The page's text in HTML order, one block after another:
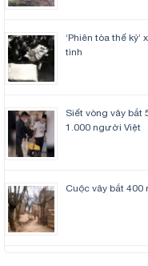
‘Phiên tòa thế
tình
Siết vòng vây bắt
1.000 người Việt
Cuộc vây bắt